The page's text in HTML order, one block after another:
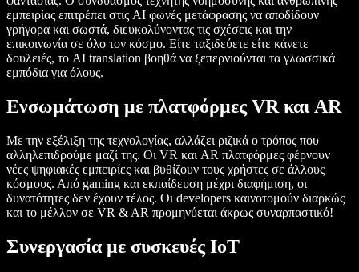
εμπειρίας επιτρέπει στις AI φωνές μετάφρασης να αποδίδουν
γρήγορα και σωστά, διευκολύνοντας τις σχέσεις και την
επικοινωνία σε όλο τον κόσμο. Είτε ταξιδεύετε είτε κάνετε
δουλειές, το AI translation βοηθά να ξεπερνιούνται τα γλωσσικά
εμπόδια για όλους.
Ενσωμάτωση με πλατφόρμες VR και AR
Με την εξέλιξη της τεχνολογίας, αλλάζει ριζικά ο τρόπος που
αλληλεπιδρούμε μαζί της. Οι VR και AR πλατφόρμες φέρνουν
νέες ψηφιακές εμπειρίες και βυθίζουν τους χρήστες σε άλλους
κόσμους. Από gaming και εκπαίδευση μέχρι διαφήμιση, οι
δυνατότητες δεν έχουν τέλος. Οι developers καινοτομούν διαρκώς
και το μέλλον σε VR & AR προμηνύεται άκρως συναρπαστικό!
Συνεργασία με συσκευές IoT